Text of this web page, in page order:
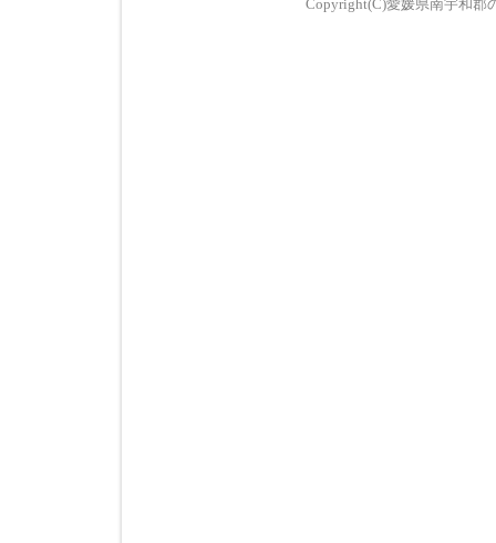
Copyright(C)愛媛県南宇和郡